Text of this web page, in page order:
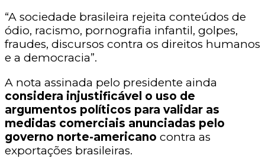
“A sociedade brasileira rejeita conteúdos de
ódio, racismo, pornografia infantil, golpes,
fraudes, discursos contra os direitos humanos
e a democracia”.
A nota assinada pelo presidente ainda
considera injustificável o uso de
argumentos políticos para validar as
medidas comerciais anunciadas pelo
governo norte-americano contra as
exportações brasileiras.